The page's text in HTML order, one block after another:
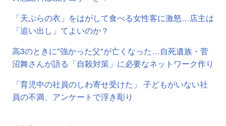
「天ぷらの衣」をはがして食べる女性客に激怒…店主は
「追い出し」てよいのか？
高3のときに"強かった父"が亡くなった…自死遺族・菅
沼舞さんが語る「自殺対策」に必要なネットワーク作り
「育児中の社員のしわ寄せ受けた」 子どもがいない社
員の不満、アンケートで浮き彫り